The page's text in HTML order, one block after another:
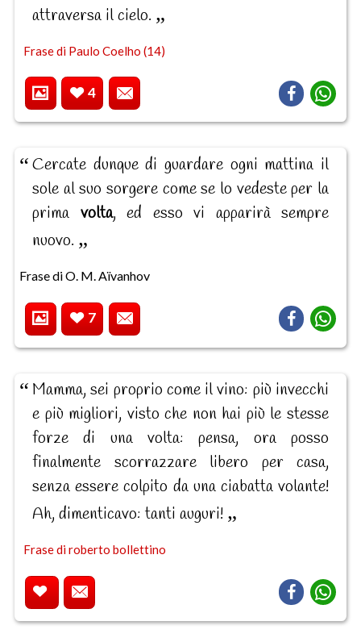
attraversa il cielo.
Frase di Paulo Coelho (14)
4
Cercate dunque di guardare ogni mattina il
sole al suo sorgere come se lo vedeste per la
prima volta, ed esso vi apparirà sempre
nuovo.
Frase di O. M. Aïvanhov
7
Mamma, sei proprio come il vino: più invecchi
e più migliori, visto che non hai più le stesse
forze di una volta: pensa, ora posso
finalmente scorrazzare libero per casa,
senza essere colpito da una ciabatta volante!
Ah, dimenticavo: tanti auguri!
Frase di roberto bollettino